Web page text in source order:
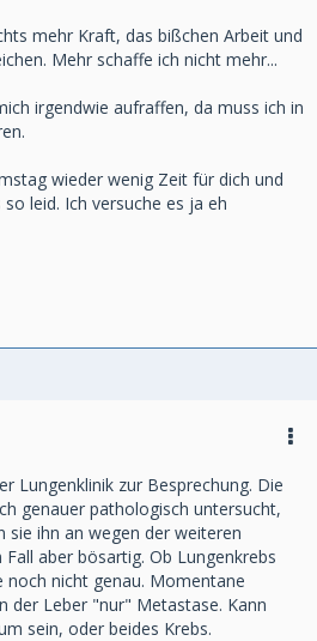
mehr Kraft, das bißchen Arbeit und
Mehr schaffe ich nicht mehr...
irgendwie aufraffen, da muss ich in
wieder wenig Zeit für dich und
leid. Ich versuche es ja eh
Lungenklinik zur Besprechung. Die
genauer pathologisch untersucht,
ihn an wegen der weiteren
aber bösartig. Ob Lungenkrebs
noch nicht genau. Momentane
der Leber "nur" Metastase. Kann
sein, oder beides Krebs.